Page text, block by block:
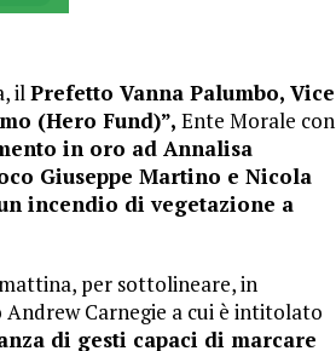
ilPrefetto Vanna Palumbo, Vice
(Hero Fund)”, Ente Morale con
in oro ad Annalisa
Giuseppe Martino e Nicola
incendio di vegetazione a
per sottolineare, in
Carnegie a cui è intitolato
di gesti capaci di marcare